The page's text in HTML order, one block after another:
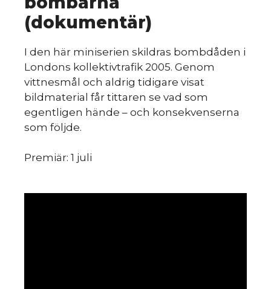
(dokumentär)
I den här miniserien skildras bombdåden i
Londons kollektivtrafik 2005. Genom
vittnesmål och aldrig tidigare visat
bildmaterial får tittaren se vad som
egentligen hände – och konsekvenserna
som följde.
Premiär: 1 juli